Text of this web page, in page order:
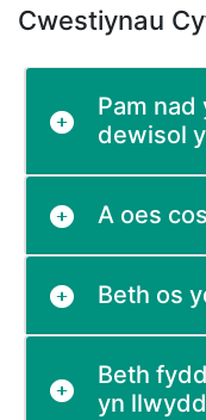
Cwestiynau
Pam
dewisol
A oes
Beth os
Beth
yn